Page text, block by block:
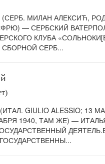
МИЛАН АЛЕКСИЋ,
— СЕРБСКИЙ
КЛУБА
СЕРБ...
GIULIO ALESSIO; 13
1940, ТАМ ЖЕ) —